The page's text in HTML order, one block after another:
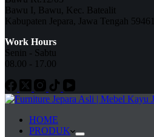
Bawu I, Bawu, Kec. Batealit
Kabupaten Jepara, Jawa Tengah 59461
Work Hours
Senin - Sabtu
08.00 - 17.00
HOME
PRODUK